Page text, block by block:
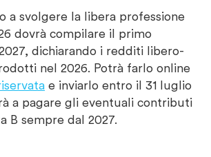
a svolgere la libera professione
dovrà compilare il primo
dichiarando i redditi libero-
nel 2026. Potrà farlo online
e inviarlo entro il 31 luglio
a pagare gli eventuali contributi
B sempre dal 2027.